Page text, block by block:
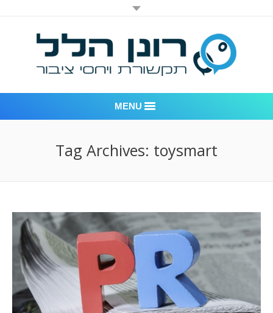
MENU
לקוחות – משרד יחסי ציבור רונן הלל
חדר חדשות
המלצות
ניהול מוניטין
Tag Archives: toysmart